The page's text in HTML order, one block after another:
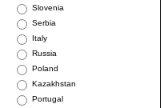
Slovenia
Serbia
Italy
Russia
Poland
Kazakhstan
Portugal